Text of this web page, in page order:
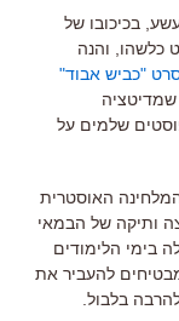
בכיכובו של
כלשהו, והנה
"כביש אבוד"
שמדיטציה
שלמים על
האוסטרית
ותיקה של הבמאי
בימי הלימודים
מבטיחים להעביר את
בלבול.